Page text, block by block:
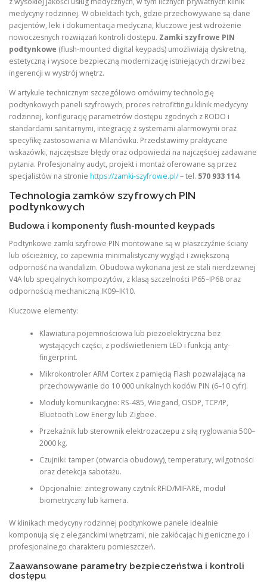
medycyny rodzinnej. W obiektach tych, gdzie przechowywane są dane
pacjentów, leki i dokumentacja medyczna, kluczowe jest wdrożenie
nowoczesnych rozwiązań kontroli dostępu. Zamki szyfrowe PIN
podtynkowe (flush-mounted digital keypads) umożliwiają dyskretną,
estetyczną i wysoce bezpieczną modernizację istniejących drzwi bez
ingerencji w wystrój wnętrz.
W artykule technicznym szczegółowo omówimy technologię
podtynkowych paneli szyfrowych, proces retrofittingu klinik medycyny
rodzinnej, konfigurację parametrów dostępu zgodnych z RODO i
standardami sanitarnymi, integrację z systemami alarmowymi oraz
specyfikę zastosowania w Milanówku. Przedstawimy praktyczne
wskazówki, najczęstsze błędy oraz odpowiedzi na najczęściej zadawane
pytania. Profesjonalny audyt, projekt i montaż oferowane są przez
specjalistów na stronie https://zamki-szyfrowe.pl/– tel. 570 933 114.
Technologia zamków szyfrowych PIN
podtynkowych
Budowa i komponenty flush-mounted keypads
Podtynkowe zamki szyfrowe PIN montowane są w płaszczyźnie ściany
lub ościeżnicy, co zapewnia minimalistyczny wygląd i zwiększoną
odporność na wandalizm. Obudowa wykonana jest ze stali nierdzewnej
V4A lub specjalnych kompozytów, z klasą szczelności IP65–IP68 oraz
odpornością mechaniczną IK09–IK10.
Kluczowe elementy:
Klawiatura pojemnościowa lub piezoelektryczna bez
wystających części, z podświetleniem LED i funkcją anty-
fingerprint.
Mikrokontroler ARM Cortex z pamięcią Flash pozwalającą na
przechowywanie do 10 000 unikalnych kodów PIN (6–10 cyfr).
Moduły komunikacyjne: RS-485, Wiegand, OSDP, TCP/IP,
Bluetooth Low Energy lub Zigbee.
Przekaźnik lub sterownik elektrozaczepu z siłą ryglowania 500–
2000 kg.
Czujniki: tamper (otwarcia obudowy), temperatury, wilgotności
oraz detekcja sabotażu.
Opcjonalnie: zintegrowany czytnik RFID/MIFARE, moduł
biometryczny lub kamera.
W klinikach medycyny rodzinnej podtynkowe panele idealnie
komponują się z eleganckimi wnętrzami, nie zakłócając higienicznego i
profesjonalnego charakteru pomieszczeń.
Zaawansowane parametry bezpieczeństwa i kontroli
dostępu